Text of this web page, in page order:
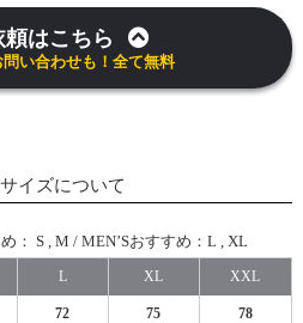
頼はこちら
い合わせも！全て無料
サイズについて
： S , M / MEN’Sおすすめ：L , XL
L XL XXL
72 75 78